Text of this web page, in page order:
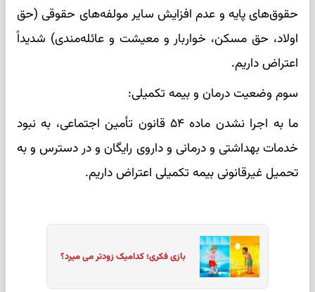
حقوق‌های پایه و عدم افزایش سایر مولفه‌های حقوقی (حق
اولاد، حق مسکن، خواربار و معیشت و عائله‌مندی) شدیداً
اعتراض داریم.
سوم وضعیت درمان و بیمه تکمیلی:
ما به اجرا نشدن ماده ۵۴ قانون تأمین اجتماعی، به نبود
خدمات بهداشتی و درمانی و داروی رایگان و در دسترس و به
تحمیل غیرقانونی بیمه تکمیلی اعتراض داریم.
بازی فکری؛ کدامیک زودتر می میرد؟